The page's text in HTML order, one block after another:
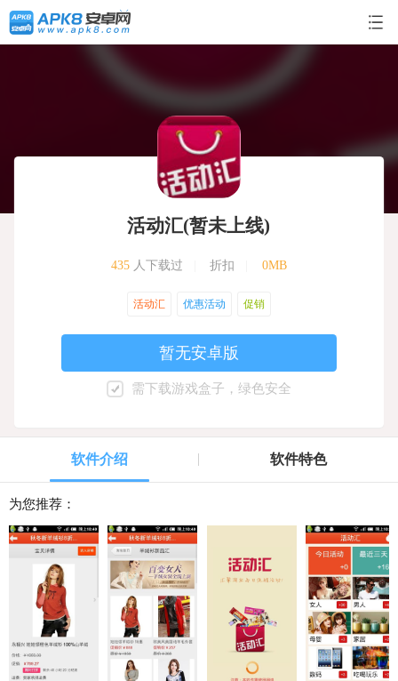
活动汇(暂未上线)
435 人下载过 折扣 0MB
活动汇 优惠活动 促销
暂无安卓版
需下载游戏盒子，绿色安全
软件介绍 软件特色
为您推荐：